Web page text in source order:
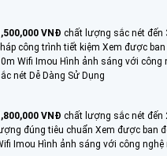
VNĐ chất lượng sắc nét đến
công trình tiết kiệm Xem được
Wifi Imou Hình ảnh sáng với công
nét Dễ Dàng Sử Dụng
VNĐ chất lượng sắc nét đến
đúng tiêu chuẩn Xem được ban
Imou Hình ảnh sáng với công